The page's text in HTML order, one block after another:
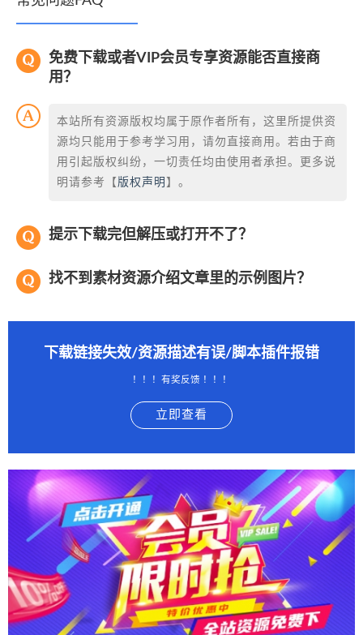
免费下载或者VIP会员专享资源能否直接商
用？
本站所有资源版权均属于原作者所有，这里所提供资
源均只能用于参考学习用，请勿直接商用。若由于商
用引起版权纠纷，一切责任均由使用者承担。更多说
明请参考【 版权声明 】。
提示下载完但解压或打开不了？
找不到素材资源介绍文章里的示例图片？
下载链接失效/资源描述有误/脚本插件报错
！！！有奖反馈 ！！！
立即查看